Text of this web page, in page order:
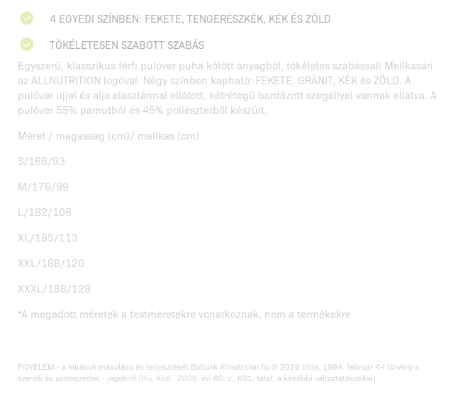
4 EGYEDI SZÍNBEN: FEKETE, TENGERÉSZKÉK, KÉK ÉS ZÖLD
TÖKÉLETESEN SZABOTT SZABÁS
Egyszerű, klasszikus férfi pulóver puha kötött anyagból, tökéletes szabással! Mellkasán
az ALLNUTRITION logóval. Négy színben kapható: FEKETE, GRÁNIT, KÉK és ZÖLD. A
pulóver ujjai és alja elasztánnal ellátott, kétrétegű bordázott szegéllyel vannak ellátva. A
pulóver 55% pamutból és 45% poliészterből készült.
Méret / magasság (cm)/ mellkas (cm)
S/168/93
M/176/99
L/182/106
XL/185/113
XXL/188/120
XXXL/188/128
*A megadott méretek a testméretekre vonatkoznak, nem a termékekre.
FIGYELEM - a leírások másolása és terjesztését Boltunk Allnutrition.hu © 2026 tiltja. 1994. február 4-i törvény a
szerzői és szomszédos - jogokról (Hiv. Közl.. 2006. évi 90. z., 631. tétel, a későbbi változtatásokkal)